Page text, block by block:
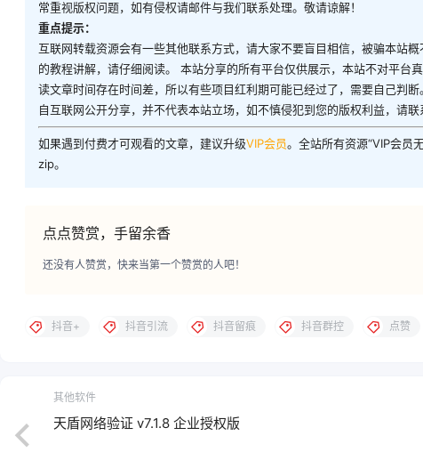
常重视版权问题，如有侵权请邮件与我们联系处理。敬请谅解！
重点提示：
互联网转载资源会有一些其他联系方式，请大家不要盲目相信，被骗本站
的教程讲解，请仔细阅读。 本站分享的所有平台仅供展示，本站不对平台
读文章时间存在时间差，所以有些项目红利期可能已经过了，需要自己判
自互联网公开分享，并不代表本站立场，如不慎侵犯到您的版权利益，请联
如果遇到付费才可观看的文章，建议升级VIP会员。全站所有资源“VIP会员
zip。
点点赞赏，手留余香
还没有人赞赏，快来当第一个赞赏的人吧！
抖音+ 抖音引流 抖音留痕 抖音群控 点赞
其他软件
天盾网络验证 v7.1.8 企业授权版